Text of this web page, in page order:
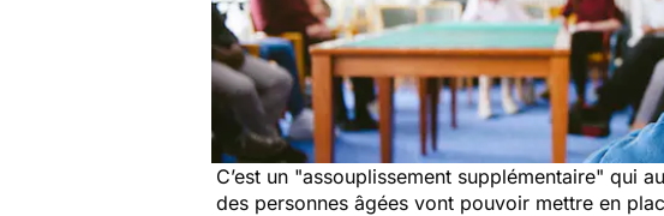
C’est un "assouplissement supplémentaire" qui
des personnes âgées vont pouvoir mettre en